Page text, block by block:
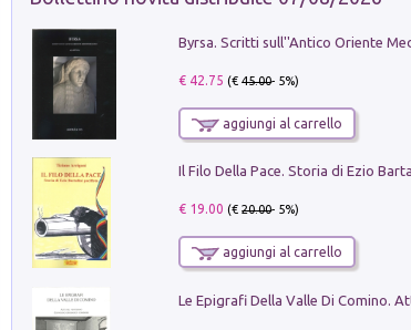
€ 42.75 (€45.00- 5%)
aggiungi al carrello
€ 19.00 (€20.00- 5%)
aggiungi al carrello